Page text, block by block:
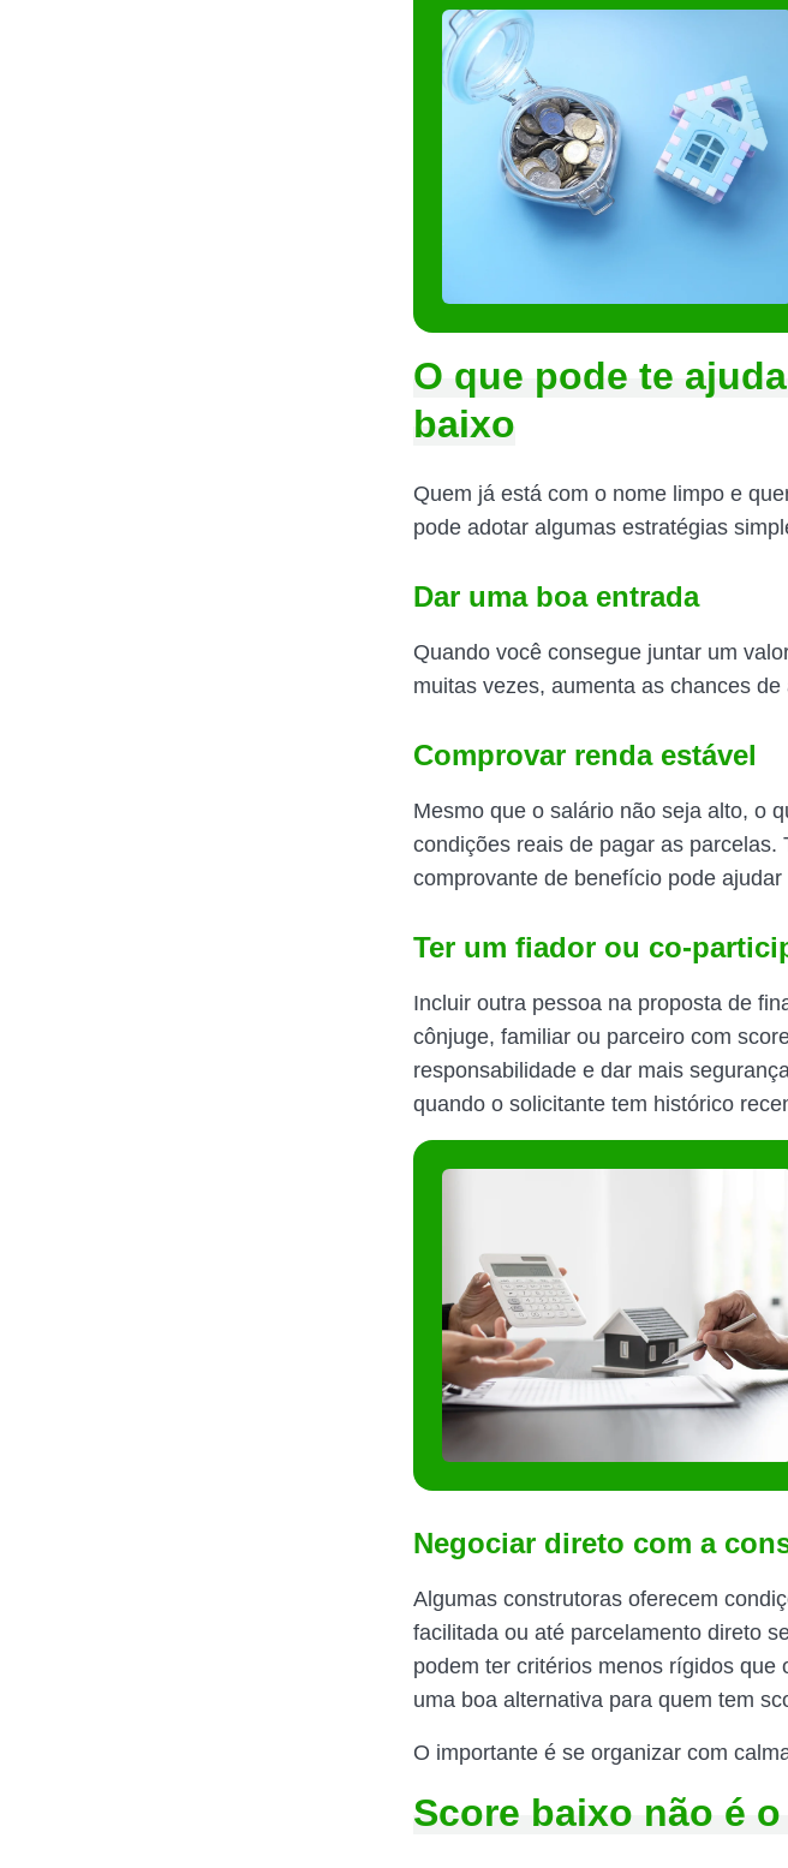
O que pode te
baixo
Quem já está com o nome limpo e
pode adotar algumas estratégias
Dar uma boa entrada
Quando você consegue juntar um
muitas vezes, aumenta as chances
Comprovar renda estável
Mesmo que o salário não seja alto, o
condições reais de pagar as parcelas.
comprovante de benefício pode ajudar
Ter um fiador ou co-
Incluir outra pessoa na proposta de
cônjuge, familiar ou parceiro com
responsabilidade e dar mais
quando o solicitante tem histórico
Negociar direto com a
Algumas construtoras oferecem
facilitada ou até parcelamento direto
podem ter critérios menos rígidos
uma boa alternativa para quem tem
O importante é se organizar com
Score baixo não é